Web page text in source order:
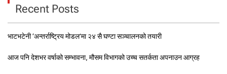
Recent Posts
भाटभटेनी ‘अन्तर्राष्ट्रिय मोडल’मा २४ सै घण्टा सञ्चालनको तयारी
आज पनि देशभर वर्षाको सम्भावना, मौसम विभागको उच्च सतर्कता अपनाउन आग्रह